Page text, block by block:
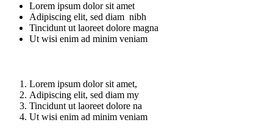
Lorem ipsum dolor sit amet
Adipiscing elit, sed diam nibh
Tincidunt ut laoreet dolore magna
Ut wisi enim ad minim veniam
Lorem ipsum dolor sit amet,
Adipiscing elit, sed diam my
Tincidunt ut laoreet dolore na
Ut wisi enim ad minim veniam